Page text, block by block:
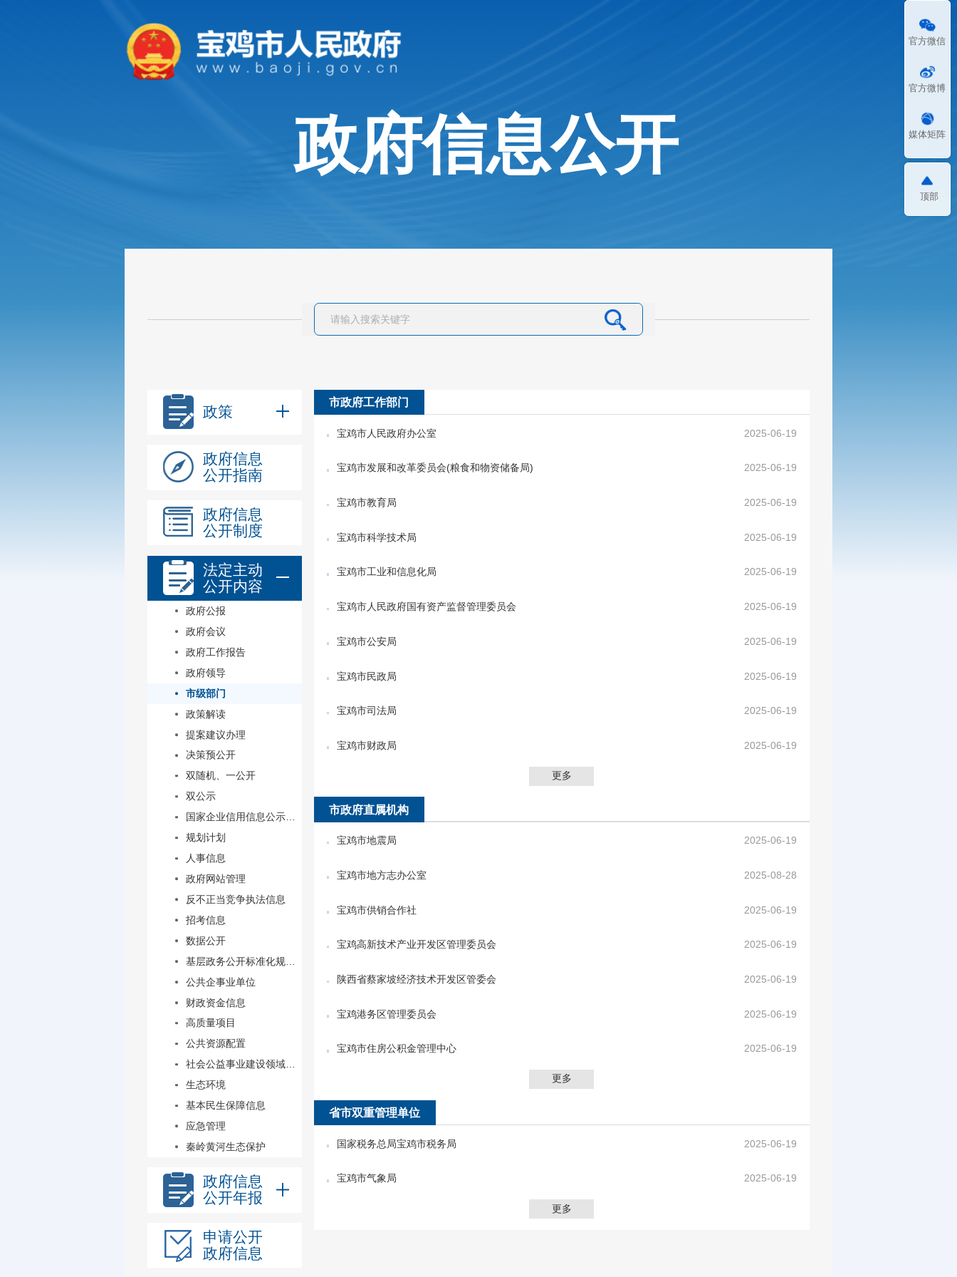
官方微信
官方微博
媒体矩阵
顶部
政府信息公开
政策
政府信息
公开指南
政府信息
公开制度
法定主动
公开内容
政府公报
政府会议
政府工作报告
政府领导
市级部门
政策解读
提案建议办理
决策预公开
双随机、一公开
双公示
国家企业信用信息公示系统(陕西)
规划计划
人事信息
政府网站管理
反不正当竞争执法信息
招考信息
数据公开
基层政务公开标准化规范化
公共企事业单位
财政资金信息
高质量项目
公共资源配置
社会公益事业建设领域政府信息
生态环境
基本民生保障信息
应急管理
秦岭黄河生态保护
政府信息
公开年报
申请公开
政府信息
市政府工作部门
宝鸡市人民政府办公室 2025-06-19
宝鸡市发展和改革委员会(粮食和物资储备局) 2025-06-19
宝鸡市教育局 2025-06-19
宝鸡市科学技术局 2025-06-19
宝鸡市工业和信息化局 2025-06-19
宝鸡市人民政府国有资产监督管理委员会 2025-06-19
宝鸡市公安局 2025-06-19
宝鸡市民政局 2025-06-19
宝鸡市司法局 2025-06-19
宝鸡市财政局 2025-06-19
更多
市政府直属机构
宝鸡市地震局 2025-06-19
宝鸡市地方志办公室 2025-08-28
宝鸡市供销合作社 2025-06-19
宝鸡高新技术产业开发区管理委员会 2025-06-19
陕西省蔡家坡经济技术开发区管委会 2025-06-19
宝鸡港务区管理委员会 2025-06-19
宝鸡市住房公积金管理中心 2025-06-19
更多
省市双重管理单位
国家税务总局宝鸡市税务局 2025-06-19
宝鸡市气象局 2025-06-19
更多